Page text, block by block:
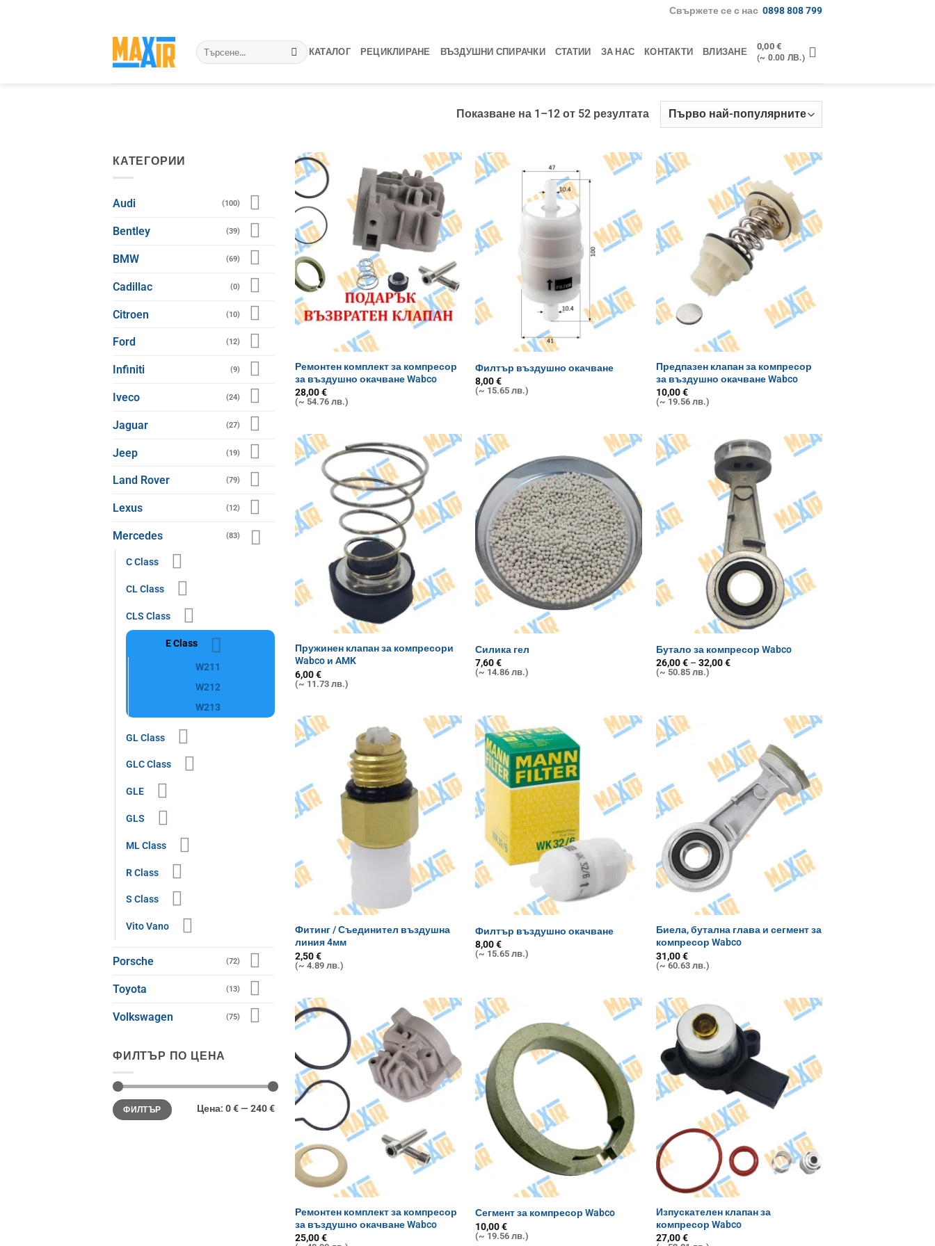
Свържете се с нас 0898 808 799
Търсене
за:
КАТАЛОГ РЕЦИКЛИРАНЕ ВЪЗДУШНИ СПИРАЧКИ СТАТИИ ЗА НАС КОНТАКТИ ВЛИЗАНЕ
0,00€
(~ 0.00 ЛВ.)
Показване на 1–12 от 52 резултатаSorted
КАТЕГОРИИ
Audi (100)
Bentley (39)
BMW (69)
Cadillac (0)
Citroen (10)
Ford (12)
Infiniti (9)
Iveco (24)
Jaguar (27)
Jeep (19)
Land Rover (79)
Lexus (12)
Mercedes (83)
C Class
CL Class
CLS Class
E Class
W211
W212
W213
GL Class
GLC Class
GLE
GLS
ML Class
R Class
S Class
Vito Vano
Porsche (72)
Toyota (13)
Volkswagen (75)
ФИЛТЪР ПО ЦЕНА
Минимална
цена
Максимална
ценаФИЛТЪР Цена: 0 €—240 €
Ремонтен комплект за компресор
за въздушно окачване Wabco
28,00€
(~ 54.76 лв.)
Филтър въздушно окачване
8,00€
(~ 15.65 лв.)
Предпазен клапан за компресор
за въздушно окачване Wabco
10,00€
(~ 19.56 лв.)
Пружинен клапан за компресори
Wabco и AMK
6,00€
(~ 11.73 лв.)
Силика гел
7,60€
(~ 14.86 лв.)
Бутало за компресор Wabco
26,00€ – 32,00€Price
(~ 50.85 лв.)
Фитинг / Съединител въздушна
линия 4мм
2,50€
(~ 4.89 лв.)
Филтър въздушно окачване
8,00€
(~ 15.65 лв.)
Биела, бутална глава и сегмент за
компресор Wabco
31,00€
(~ 60.63 лв.)
Ремонтен комплект за компресор
за въздушно окачване Wabco
25,00€
Сегмент за компресор Wabco
10,00€
(~ 19.56 лв.)
Изпускателен клапан за
компресор Wabco
27,00€